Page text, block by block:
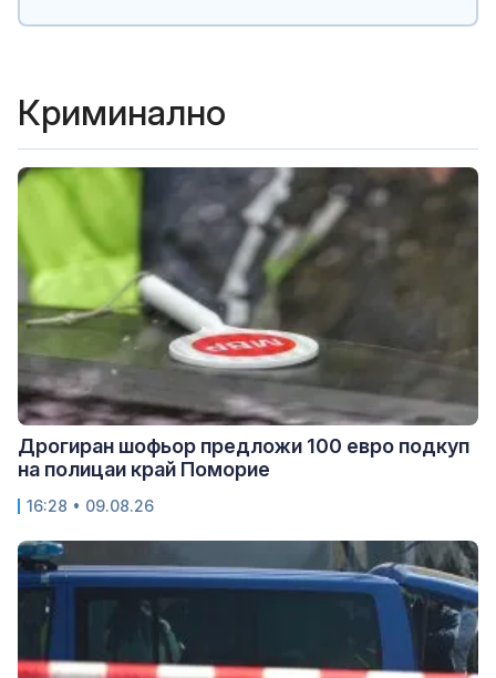
Криминално
Дрогиран шофьор предложи 100 евро подкуп
на полицаи край Поморие
16:28 • 09.08.26